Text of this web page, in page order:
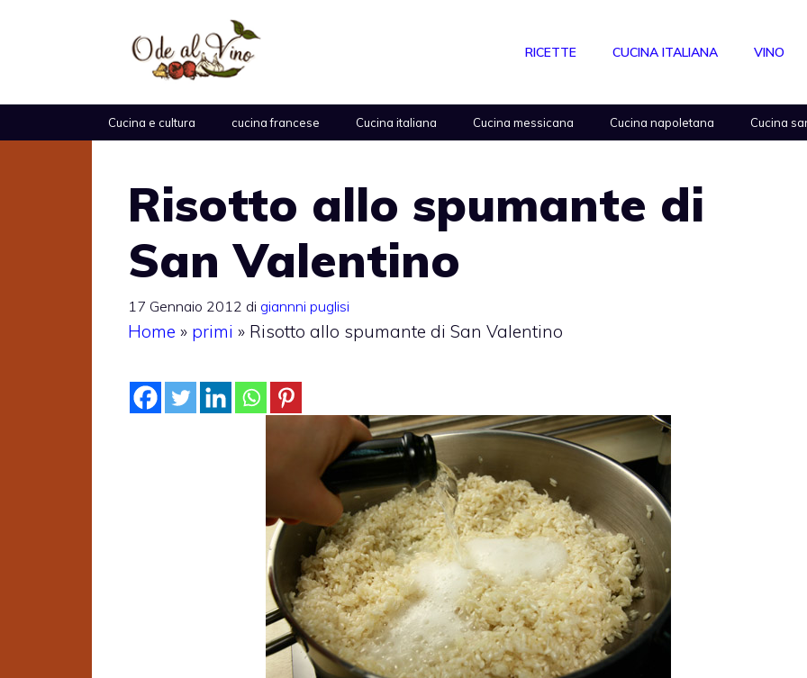
RICETTE CUCINA ITALIANA VINO
Cucina e cultura cucina francese Cucina italiana Cucina messicana Cucina napoletana Cucina
Risotto allo spumante di
San Valentino
17 Gennaio 2012 di giannni puglisi
Home » primi » Risotto allo spumante di San Valentino